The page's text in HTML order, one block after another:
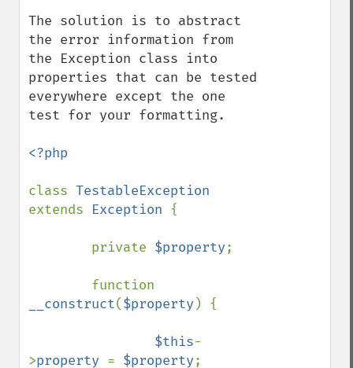
The solution is to abstract
the error information from
the Exception class into
properties that can be tested
everywhere except the one
test for your formatting.
<?php
class
extends Exception {
        private
$property;
__construct($property ) {
$this-
>property = $property;